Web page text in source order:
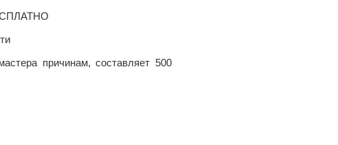
причинам, составляет 500